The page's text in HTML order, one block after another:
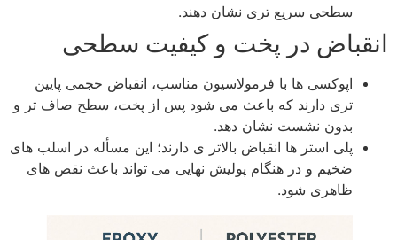
سطحی سریع‌ تری نشان دهند.
انقباض در پخت و کیفیت سطحی
اپوکسی‌ ها با فرمولاسیون مناسب، انقباض حجمی پایین‌
تری دارند که باعث می‌ شود پس از پخت، سطح صاف‌ تر و
بدون نشست نشان دهد.
پلی‌ استر ها انقباض بالاتر ی دارند؛ این مسأله در اسلب‌ های
ضخیم و در هنگام پولیش نهایی می‌ تواند باعث نقص‌ های
ظاهری شود.